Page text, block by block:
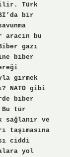
Türk
bir
aracın bu
gazı
biber
girmek
NATO gibi
biber
Bu tür
sağlanır ve
taşımasına
ciddi
yol